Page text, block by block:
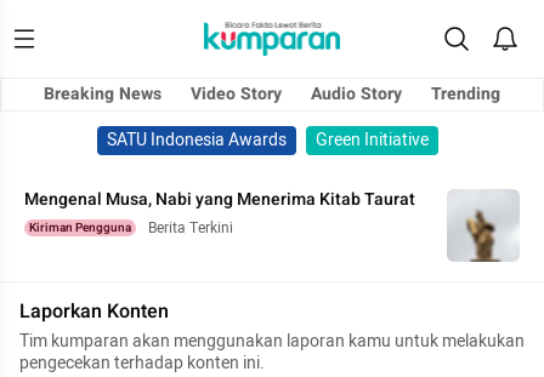
Breaking News Video Story Audio Story
Trending
SATU Indonesia Awards
Green Initiative
Mengenal Musa, Nabi yang Menerima Kitab Taurat
Kiriman Pengguna Berita Terkini
Laporkan Konten
Tim kumparan akan menggunakan laporan kamu untuk melakukan
pengecekan terhadap konten ini.